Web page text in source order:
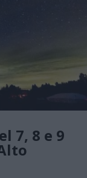
7, 8 e 9